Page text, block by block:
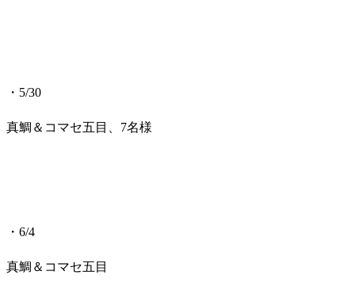
・5/30
真鯛＆コマセ五目、7名様
・6/4
真鯛＆コマセ五目